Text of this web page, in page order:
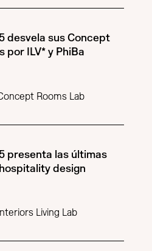
desvela sus Concept
por ILV* y PhiBa
Rooms Lab
presenta las últimas
design
Living Lab